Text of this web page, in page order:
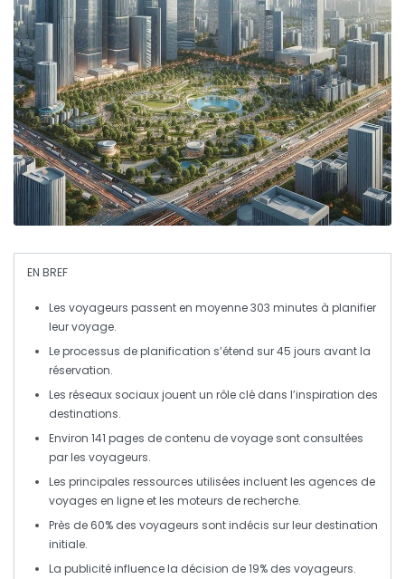
EN BREF
Les voyageurs passent en moyenne303 minutes à planifier
leur voyage.
Le processus de planification s’étend sur45 jours avant la
réservation.
Les réseaux sociauxjouent un rôle clé dans l’inspiration des
destinations.
Environ 141 pages de contenu de voyage sont consultées
par les voyageurs.
Les principales ressources utilisées incluent les agences de
voyages en ligne et les moteurs de recherche.
Près de60% des voyageurs sont indécis sur leur destination
initiale.
La publicité influence la décision de19% des voyageurs.